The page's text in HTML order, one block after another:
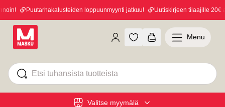
Puutarhakalusteiden loppuunmyynti jatkuu! Uutiskirjeen tilaajille 20€
Valitse myymälä
Menu